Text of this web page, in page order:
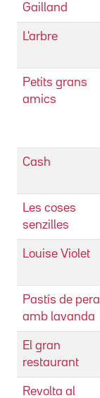
Gailland
L'arbre
Petits grans
amics
Cash
Les coses
senzilles
Louise Violet
Pastís de pera
amb lavanda
El gran
restaurant
Revolta al